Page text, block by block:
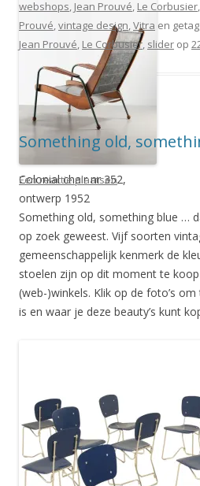
Colonial chair nr 352,
ontwerp 1952
webshops, Jean Prouvé, Le Corbusier,
Prouvé,vintage design,Vitra en
Jean Prouvé, Le Corbusier, slider op
Something old,
Een reactie plaatsen
Something old, something blue …
op zoek geweest. Vijf soorten
gemeenschappelijk kenmerk de
stoelen zijn op dit moment te
(web-)winkels. Klik op de foto’s
is en waar je deze beauty’s kunt